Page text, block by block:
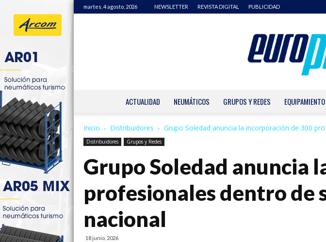
martes, 4 agosto, 2026 NEWSLETTER REVISTA DIGITAL PUBLICIDAD
ACTUALIDAD NEUMÁTICOS GRUPOS Y REDES EQUIPAMIENTO
Inicio Distribuidores Grupo Soledad anuncia la incorporación de 300
Distribuidores Grupos y Redes
Grupo Soledad anuncia
profesionales dentro de
nacional
18 junio, 2026